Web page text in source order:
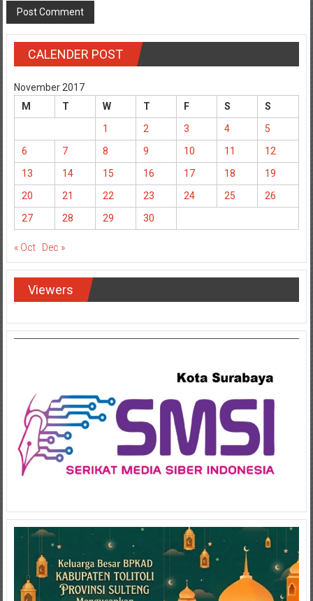
CALENDER POST
November 2017
M
T W T F S
S
1
2 3 4
5
6
7 8 9 10 11
12
13
14 15 16 17 18
19
20
21 22 23 24 25
26
27
28 29 30
« Oct Dec »
Viewers